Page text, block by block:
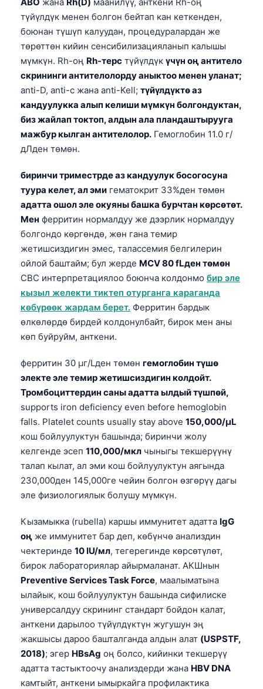
түйүлдүк менен болгон бейтап кан кеткенден,
боюнан түшүп калуудан, процедуралардан же
төрөттөн кийин сенсибилизацияланып калышы
мүмкүн. Rh-оң Rh-терс түйүлдүк үчүн оң антитело
скрининги антителолорду аныктоо менен уланат;
anti-D, anti-c жана anti-Kell; түйүлдүктө аз
кандуулукка алып келиши мүмкүн болгондуктан,
биз жайлап токтоп, алдын ала пландаштырууга
мажбур кылган антителолор. Гемоглобин 11.0 г/
дЛден төмөн.
биринчи триместрде аз кандуулук босогосуна
туура келет, ал эми гематокрит 33%ден төмөн
адатта ошол эле окуяны башка бурчтан көрсөтөт.
Мен ферритин нормалдуу же дээрлик нормалдуу
болгондо көргөндө, жөн гана темир
жетишсиздигин эмес, талассемия белгилерин
ойлой баштайм; бул жерде MCV 80 fLден төмөн
CBC интерпретациялоо боюнча колдонмо бир эле
кызыл желекти тиктеп отурганга караганда
көбүрөөк жардам берет. Ферритин бардык
өлкөлөрдө бирдей колдонулбайт, бирок мен аны
көп буйруйм, анткени.
ферритин 30 µг/Lден төмөн гемоглобин түшө
электе эле темир жетишсиздигин колдойт.
Тромбоциттердин саны адатта ылдый түшпөй,
supports iron deficiency even before hemoglobin
falls. Platelet counts usually stay above 150,000/µL
кош бойлуулуктун башында; биринчи жолу
келгенде эсеп 110,000/мкл чыныгы текшерүүнү
талап кылат, ал эми кош бойлуулуктун аягында
230,000ден 145,000ге чейин болгон өзгөрүү дагы
эле физиологиялык болушу мүмкүн.
Кызамыкка (rubella) каршы иммунитет адатта IgG
оң же иммунитет бар деп, көбүнчө анализдин
чектеринде 10 IU/мл, тегерегинде көрсөтүлөт,
бирок лабораториялар айырмаланат. АКШнын
Preventive Services Task Force, маалыматына
ылайык, кош бойлуулуктун башында сифилиске
универсалдуу скрининг стандарт бойдон калат,
анткени дарылоо түйүлдүктүн жугушун эң
жакшысы дароо башталганда алдын алат (USPSTF,
2018); эгер HBsAg оң болсо, кийинки текшерүү
адатта тастыктоочу анализдерди жана HBV DNA
камтыйт, анткени ымыркайга профилактика